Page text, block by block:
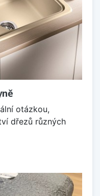
otázkou,
dřezů různých